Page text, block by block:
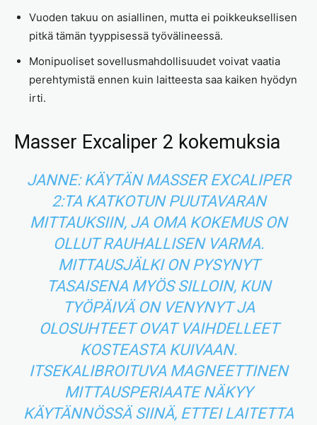
Vuoden takuu on asiallinen, mutta ei poikkeuksellisen
pitkä tämän tyyppisessä työvälineessä.
Monipuoliset sovellusmahdollisuudet voivat vaatia
perehtymistä ennen kuin laitteesta saa kaiken hyödyn
irti.
Masser Excaliper 2 kokemuksia
JANNE: KÄYTÄN MASSER EXCALIPER
2:TA KATKOTUN PUUTAVARAN
MITTAUKSIIN, JA OMA KOKEMUS ON
OLLUT RAUHALLISEN VARMA.
MITTAUSJÄLKI ON PYSYNYT
TASAISENA MYÖS SILLOIN, KUN
TYÖPÄIVÄ ON VENYNYT JA
OLOSUHTEET OVAT VAIHDELLEET
KOSTEASTA KUIVAAN.
ITSEKALIBROITUVA MAGNEETTINEN
MITTAUSPERIAATE NÄKYY
KÄYTÄNNÖSSÄ SIINÄ, ETTEI LAITETTA